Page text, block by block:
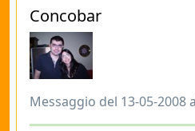
Concobar
Messaggio del 13-05-2008